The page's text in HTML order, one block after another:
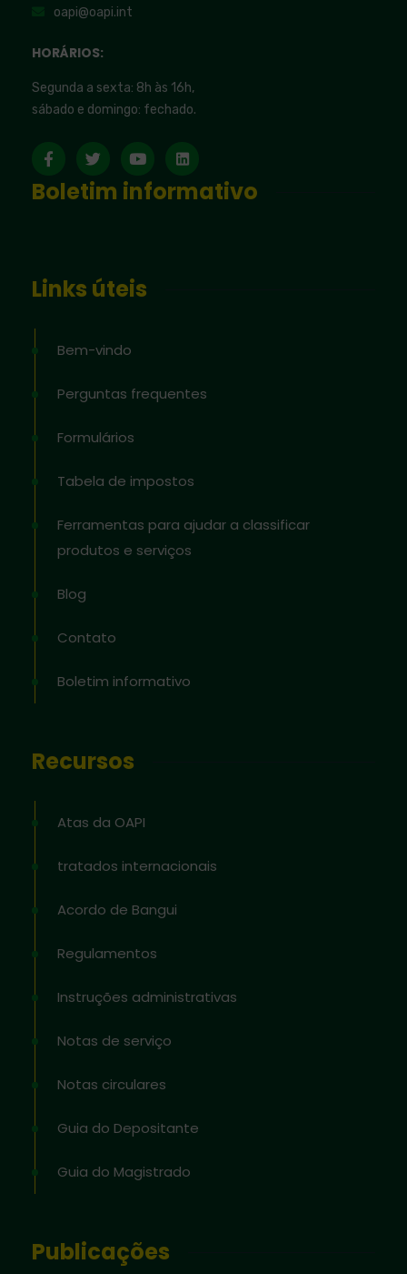
oapi@oapi.int
HORÁRIOS:
Segunda a sexta: 8h às 16h,
sábado e domingo: fechado.
Boletim informativo
Links úteis
Bem-vindo
Perguntas frequentes
Formulários
Tabela de impostos
Ferramentas para ajudar a classificar
produtos e serviços
Blog
Contato
Boletim informativo
Recursos
Atas da OAPI
tratados internacionais
Acordo de Bangui
Regulamentos
Instruções administrativas
Notas de serviço
Notas circulares
Guia do Depositante
Guia do Magistrado
Publicações